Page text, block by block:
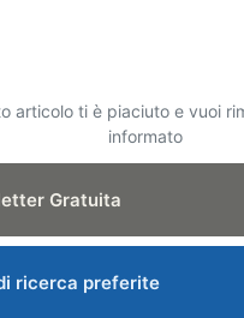
articolo ti è piaciuto e vuoi
informato
Gratuita
ricerca preferite